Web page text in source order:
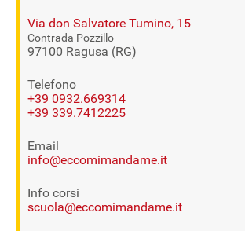
Via don Salvatore Tumino, 15
Contrada Pozzillo
97100 Ragusa (RG)
Telefono
+39 0932.669314
+39 339.7412225
Email
info@eccomimandame.it
Info corsi
scuola@eccomimandame.it